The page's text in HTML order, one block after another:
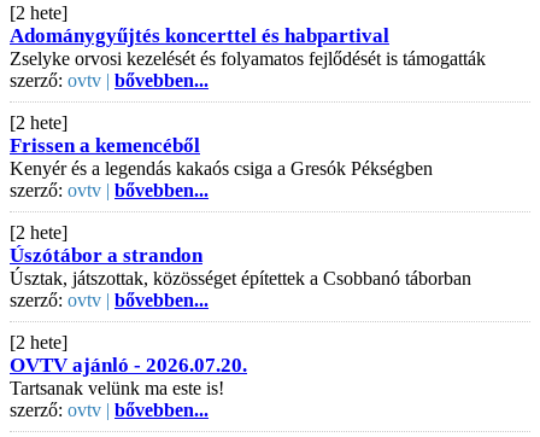
[2 hete]
Adománygyűjtés koncerttel és habpartival
Zselyke orvosi kezelését és folyamatos fejlődését is támogatták
szerző: ovtv | bővebben...
[2 hete]
Frissen a kemencéből
Kenyér és a legendás kakaós csiga a Gresók Pékségben
szerző: ovtv | bővebben...
[2 hete]
Úszótábor a strandon
Úsztak, játszottak, közösséget építettek a Csobbanó táborban
szerző: ovtv | bővebben...
[2 hete]
OVTV ajánló - 2026.07.20.
Tartsanak velünk ma este is!
szerző: ovtv | bővebben...